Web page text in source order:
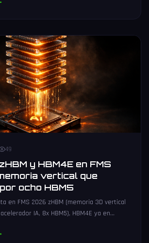
49
y HBM4E en FMS
vertical que
ocho HBM5
en FMS 2026 zHBM (memoria 3D vertical
IA, 8x HBM5), HBM4E ya en